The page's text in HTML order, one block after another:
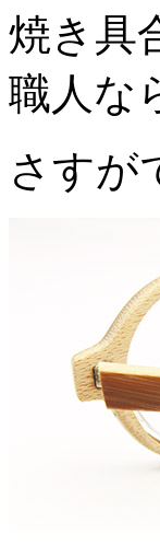
焼き具
職人な
さすが